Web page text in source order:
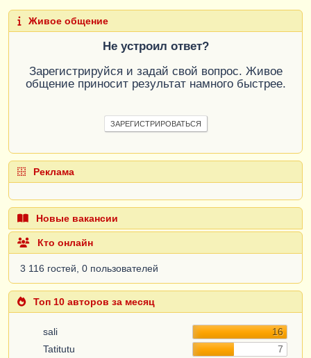
Живое общение
Не устроил ответ?
Зарегистрируйся и задай свой вопрос. Живое
общение приносит результат намного быстрее.
ЗАРЕГИСТРИРОВАТЬСЯ
Реклама
Новые вакансии
Кто онлайн
3 116 гостей, 0 пользователей
Топ 10 авторов за месяц
16
Tatitutu
7